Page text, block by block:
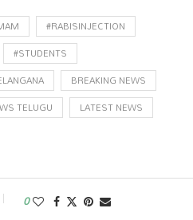
#RABISINJECTION
#STUDENTS
BREAKING NEWS
TELUGU
LATEST NEWS
0